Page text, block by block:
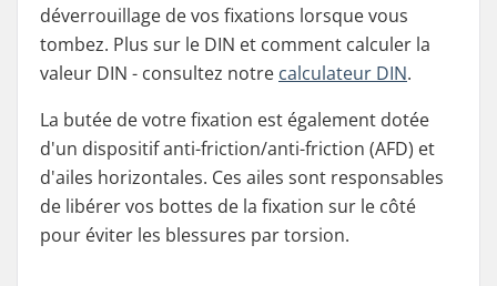
déverrouillage de vos fixations lorsque vous
tombez. Plus sur le DIN et comment calculer la
valeur DIN - consultez notre calculateur DIN.
La butée de votre fixation est également dotée
d'un dispositif anti-friction/anti-friction (AFD) et
d'ailes horizontales. Ces ailes sont responsables
de libérer vos bottes de la fixation sur le côté
pour éviter les blessures par torsion.